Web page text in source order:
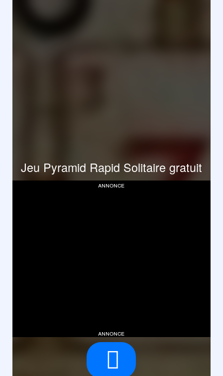
Jeu Pyramid Rapid Solitaire gratuit
annonce
annonce